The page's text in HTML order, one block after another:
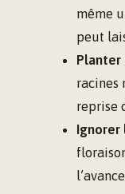
même
peut
Planter
racines
reprise
Ignorer